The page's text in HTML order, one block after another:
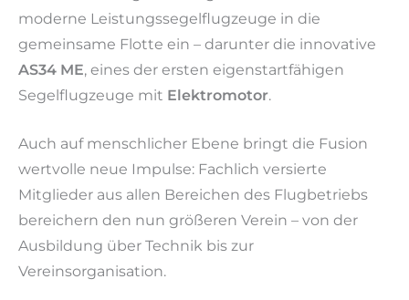
moderne Leistungssegelflugzeuge in die
gemeinsame Flotte ein – darunter die innovative
AS34 ME, eines der ersten eigenstartfähigen
Segelflugzeuge mit Elektromotor.
Auch auf menschlicher Ebene bringt die Fusion
wertvolle neue Impulse: Fachlich versierte
Mitglieder aus allen Bereichen des Flugbetriebs
bereichern den nun größeren Verein – von der
Ausbildung über Technik bis zur
Vereinsorganisation.